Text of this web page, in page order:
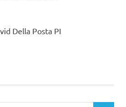
Della Posta PI